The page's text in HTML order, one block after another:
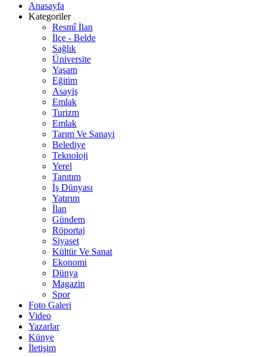
Anasayfa
Kategoriler
Resmî İlan
İlçe - Belde
Sağlık
Üniversite
Yaşam
Eğitim
Asayiş
Emlak
Turizm
Emlak
Tarım Ve Sanayi
Belediye
Teknoloji
Yerel
Tanıtım
İş Dünyası
Yatırım
İlan
Gündem
Röportaj
Siyaset
Kültür Ve Sanat
Ekonomi
Dünya
Magazin
Spor
Foto Galeri
Video
Yazarlar
Künye
İletişim